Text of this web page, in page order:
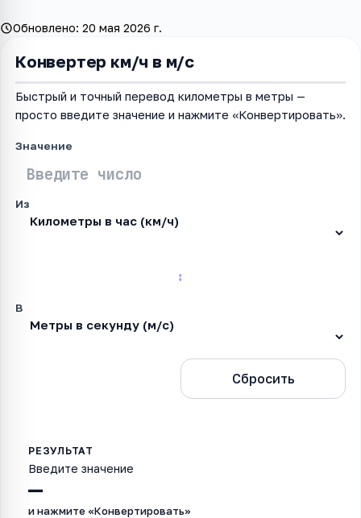
Обновлено: 20 мая 2026 г.
Конвертер км/ч в м/с
Быстрый и точный перевод километры в метры —
просто введите значение и нажмите «Конвертировать».
Значение
Из
↕
В
Сбросить
—
Введите значение
и нажмите «Конвертировать»